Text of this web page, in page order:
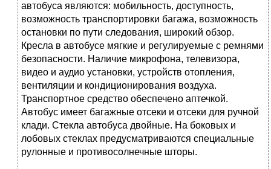
автобуса являются: мобильность, доступность,
возможность транспортировки багажа, возможность
остановки по пути следования, широкий обзор.
Кресла в автобусе мягкие и регулируемые с ремнями
безопасности. Наличие микрофона, телевизора,
видео и аудио установки, устройств отопления,
вентиляции и кондиционирования воздуха.
Транспортное средство обеспечено аптечкой.
Автобус имеет багажные отсеки и отсеки для ручной
клади. Стекла автобуса двойные. На боковых и
лобовых стеклах предусматриваются специальные
рулонные и противосолнечные шторы.